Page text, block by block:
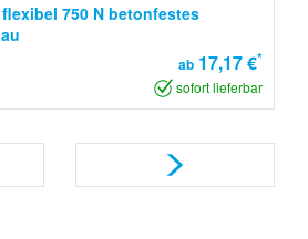
750 N betonfestes
ab 17,17 €*
sofort lieferbar